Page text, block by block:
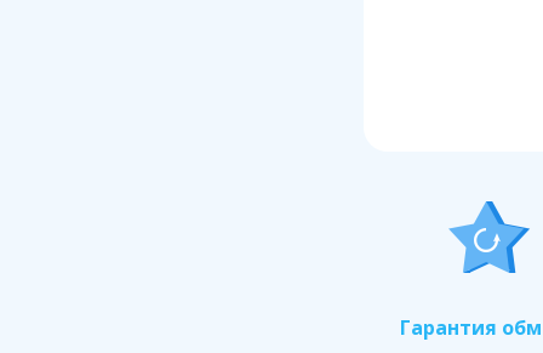
Гарантия